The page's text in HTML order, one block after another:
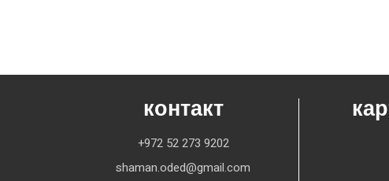
контакт
+972 52 273 9202
shaman.oded@gmail.com